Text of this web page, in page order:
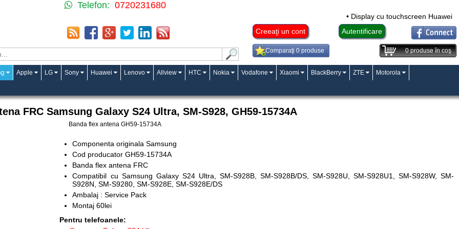
Telefon: 0720231680
• Display cu touchscreen Huawei
Creeaţi un cont
Autentificare
Comparaţi 0 produse 0produse în coş
Apple LG Sony Huawei Lenovo Allview HTC Nokia Vodafone Xiaomi BlackBerry ZTE Motorola
FRC Samsung Galaxy S24 Ultra, SM-S928, GH59-15734A
Banda flex antena GH59-15734A
Componenta originala Samsung
Cod producator GH59-15734A
Banda flex antena FRC
Compatibil cu Samsung Galaxy S24 Ultra, SM-S928B, SM-S928B/DS, SM-S928U, SM-S928U1, SM-S928W, SM-
S928N, SM-S9280, SM-S928E, SM-S928E/DS
Ambalaj : Service Pack
Montaj 60lei
Pentru telefoanele: